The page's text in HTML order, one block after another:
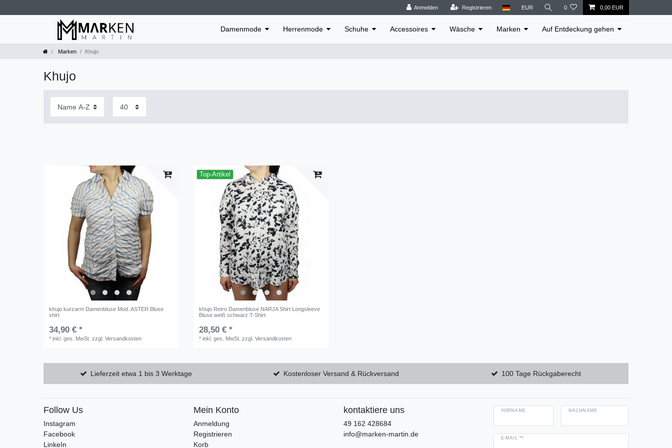
Anmelden Registrieren EUR 0 0,00 EUR
Damenmode Herrenmode Schuhe Accessoires Wäsche Marken Auf Entdeckung gehen
Marken Khujo
Khujo
khujo kurzarm Damenbluse Mod. ASTER Bluse
shirt
34,90 € *
*inkl. ges. MwSt. zzgl.Versandkosten
Top-Artikel
khujo Retro Damenbluse NARJA Shirt Longsleeve
Bluse weiß schwarz T-Shirt
28,50 € *
*inkl. ges. MwSt. zzgl.Versandkosten
Lieferzeit etwa 1 bis 3 Werktage Kostenloser Versand & Rückversand 100 Tage Rückgaberecht
Follow Us
Instagram
Facebook
LinkeIn
Mein Konto
Anmeldung
Registrieren
Korb
kontaktiere uns
49 162 428684
info@marken-martin.de
VORNAME NACHNAME
E-MAIL **